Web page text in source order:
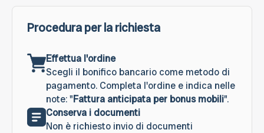
Procedura per la richiesta
Effettua l'ordine
Scegli il bonifico bancario come metodo di
pagamento. Completa l'ordine e indica nelle
note: "Fattura anticipata per bonus mobili".
Conserva i documenti
Non è richiesto invio di documenti